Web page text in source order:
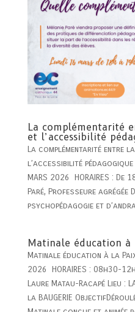
La complémentarité
et l’accessibilité
La complémentarité entre
l’accessibilité pédagogique
MARS 2026 HORAIRES :
Paré, Professeure agrégée
psychopédagogie et
Matinale éducation à
Matinale éducation à la
2026 HORAIRES : 08h30-
Laure Matau-Racapé Lieu :
la BAUGERIE